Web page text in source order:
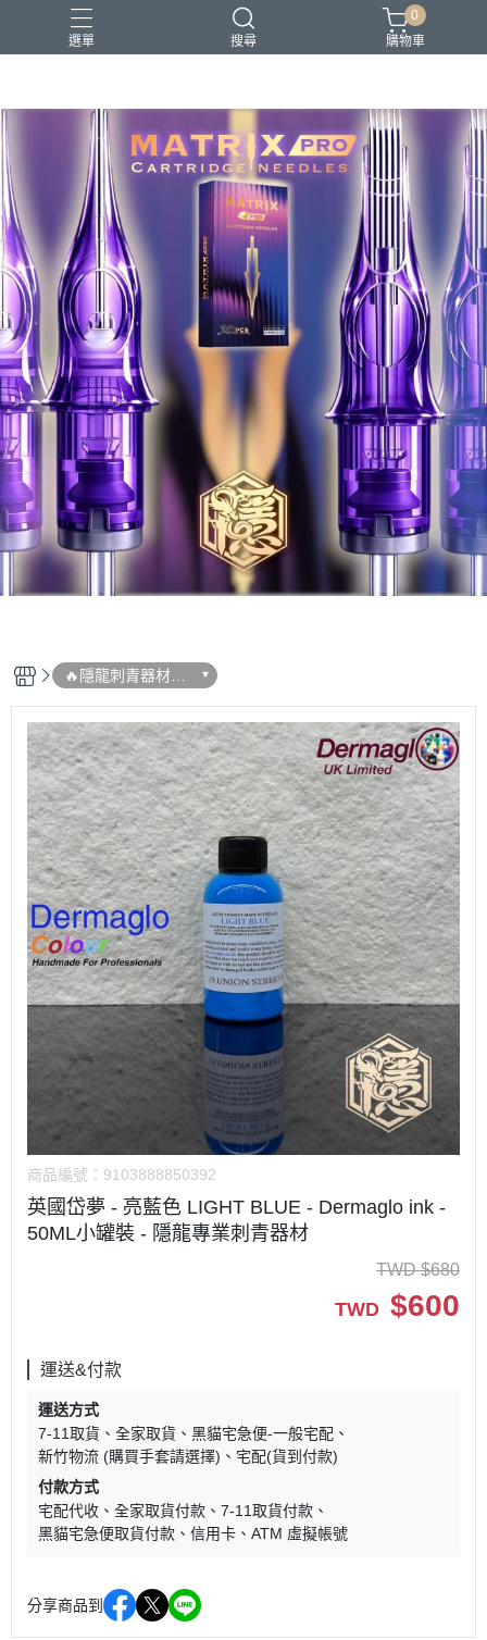
選單 搜尋
0
購物車
🔥隱龍刺青器材➠
新品專區 (即時更
新)
商品編號： 9103888850392
英國岱夢 - 亮藍色 LIGHT BLUE - Dermaglo ink -
50ML小罐裝 - 隱龍專業刺青器材
TWD $680
TWD $600
運送&付款
運送方式
7-11取貨
全家取貨
黑貓宅急便-一般宅配
新竹物流 (購買手套請選擇)
宅配(貨到付款)
付款方式
宅配代收
全家取貨付款
7-11取貨付款
黑貓宅急便取貨付款
信用卡 ATM 虛擬帳號
分享商品到